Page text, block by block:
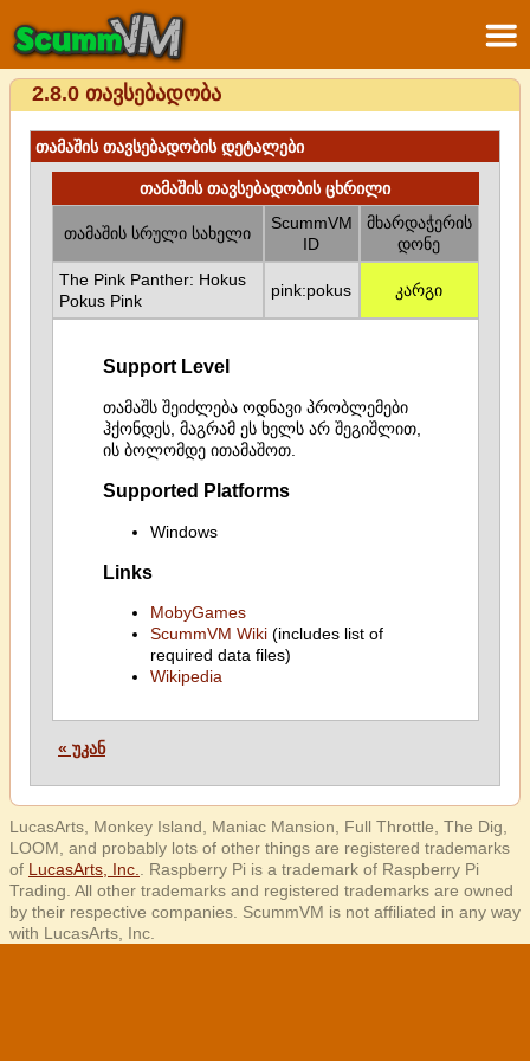
2.8.0 თავსებადობა
თამაშის თავსებადობის დეტალები
თამაშის თავსებადობის ცხრილი
თამაშის სრული სახელი
ScummVM
ID
მხარდაჭერის
დონე
The Pink Panther: Hokus
Pokus Pink
pink:pokus კარგი
Support Level
თამაშს შეიძლება ოდნავი პრობლემები
ჰქონდეს, მაგრამ ეს ხელს არ შეგიშლით,
ის ბოლომდე ითამაშოთ.
Supported Platforms
Windows
Links
MobyGames
ScummVM Wiki(includes list of
required data files)
Wikipedia
« უკან
LucasArts, Monkey Island, Maniac Mansion, Full Throttle, The Dig,
LOOM, and probably lots of other things are registered trademarks
of LucasArts, Inc.
. Raspberry Pi is a trademark of Raspberry Pi
Trading. All other trademarks and registered trademarks are owned
by their respective companies. ScummVM is not affiliated in any way
with LucasArts, Inc.